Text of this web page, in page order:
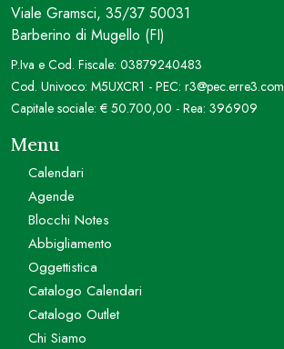
Viale Gramsci, 35/37 50031
Barberino di Mugello (FI)
P.Iva e Cod. Fiscale: 03879240483
Cod. Univoco: M5UXCR1 - PEC: r3@pec.erre3.com
Capitale sociale: € 50.700,00 - Rea: 396909
Menu
Calendari
Agende
Blocchi Notes
Abbigliamento
Oggettistica
Catalogo Calendari
Catalogo Outlet
Chi Siamo